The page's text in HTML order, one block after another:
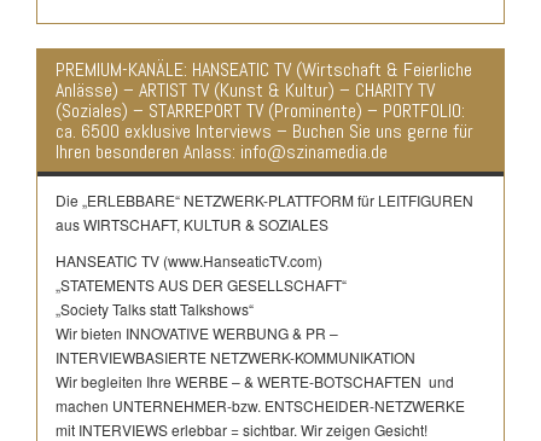
PREMIUM-KANÄLE: HANSEATIC TV (Wirtschaft & Feierliche
Anlässe) – ARTIST TV (Kunst & Kultur) – CHARITY TV
(Soziales) – STARREPORT TV (Prominente) – PORTFOLIO:
ca. 6500 exklusive Interviews – Buchen Sie uns gerne für
Ihren besonderen Anlass: info@szinamedia.de
Die „ERLEBBARE“ NETZWERK-PLATTFORM für LEITFIGUREN
aus WIRTSCHAFT, KULTUR & SOZIALES
HANSEATIC TV (www.HanseaticTV.com)
„STATEMENTS AUS DER GESELLSCHAFT“
„Society Talks statt Talkshows“
Wir bieten INNOVATIVE WERBUNG & PR –
INTERVIEWBASIERTE NETZWERK-KOMMUNIKATION
Wir begleiten Ihre WERBE – & WERTE-BOTSCHAFTEN und
machen UNTERNEHMER-bzw. ENTSCHEIDER-NETZWERKE
mit INTERVIEWS erlebbar = sichtbar. Wir zeigen Gesicht!